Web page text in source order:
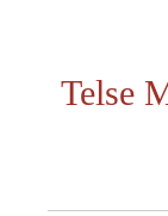
springenTelse